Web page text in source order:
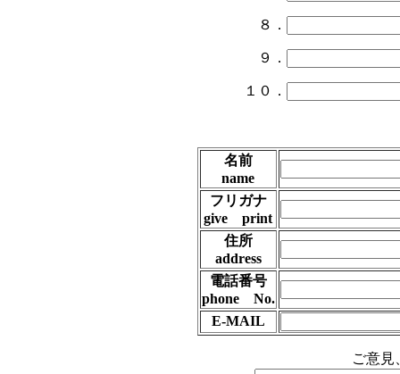
８．
９．
１０．
名前
name
フリガナ
give print
住所
address
電話番号
phone No.
E-MAIL
ご意見